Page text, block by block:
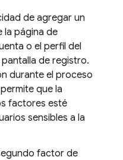
de agregar un
la página de
o el perfil del
de registro.
durante el proceso
que la
factores esté
sensibles a la
factor de